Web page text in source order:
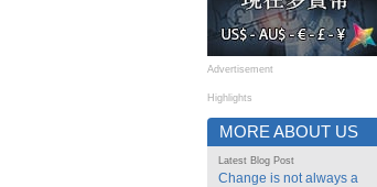
Advertisement
Highlights
MORE ABOUT US
Latest Blog Post
Change is not always a